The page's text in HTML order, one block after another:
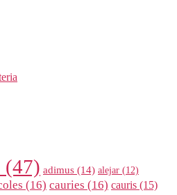
(47) adimus (14) alejar (12)
(16) cauries (16) cauris (15)